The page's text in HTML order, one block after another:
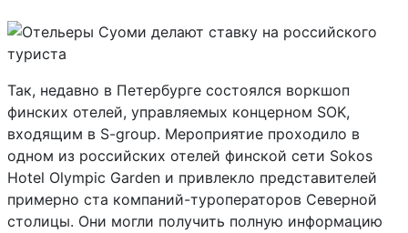
Так, недавно в Петербурге состоялся воркшоп
финских отелей, управляемых концерном SOK,
входящим в S-group. Мероприятие проходило в
одном из российских отелей финской сети Sokos
Hotel Olympic Garden и привлекло представителей
примерно ста компаний-туроператоров Северной
столицы. Они могли получить полную информацию